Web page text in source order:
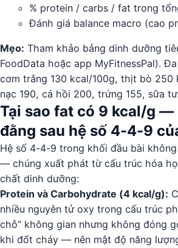
% protein / carbs / fat trong
Đánh giá balance macro (cao
Mẹo: Tham khảo bảng dinh dưỡng
FoodData hoặc app MyFitnessPal).
cơm trắng 130 kcal/100g, thịt bò 250
nạc 190, cá hồi 200, trứng 155, sữa
Tại sao fat có 9 kcal/g —
đằng sau hệ số 4-4-9
Hệ số 4-4-9 trong khối đầu bài
— chúng xuất phát từ cấu trúc hóa
chất dinh dưỡng:
Protein và Carbohydrate (4 kcal/g):
nhiều nguyên tử oxy trong cấu trúc
chỗ” không gian nhưng không đóng
khi đốt cháy — nên mật độ năng